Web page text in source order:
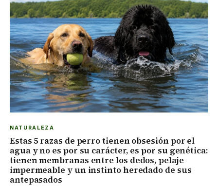
NATURALEZA
Estas 5 razas de perro tienen obsesión por el
agua y no es por su carácter, es por su genética:
tienen membranas entre los dedos, pelaje
impermeable y un instinto heredado de sus
antepasados